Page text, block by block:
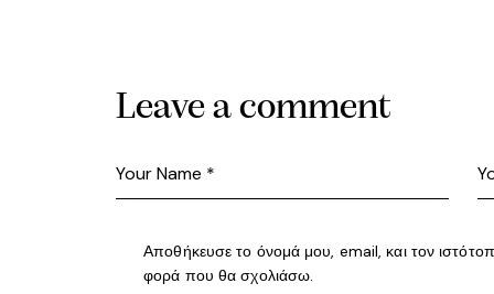
Leave a comment
Αποθήκευσε το όνομά μου, email, και τον
φορά που θα σχολιάσω.